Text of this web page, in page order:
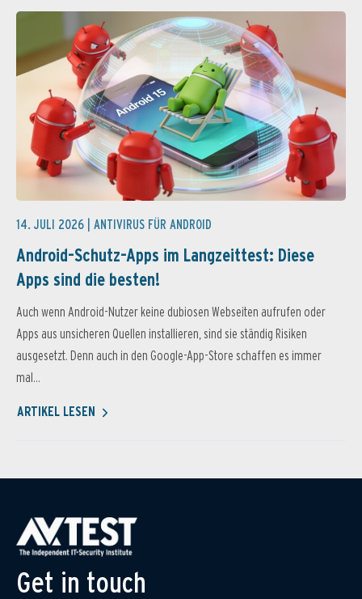
14. JULI 2026 | ANTIVIRUS FÜR ANDROID
Android-Schutz-Apps im Langzeittest: Diese
Apps sind die besten!
Auch wenn Android-Nutzer keine dubiosen Webseiten aufrufen oder
Apps aus unsicheren Quellen installieren, sind sie ständig Risiken
ausgesetzt. Denn auch in den Google-App-Store schaffen es immer
mal...
ARTIKEL LESEN
Get in touch